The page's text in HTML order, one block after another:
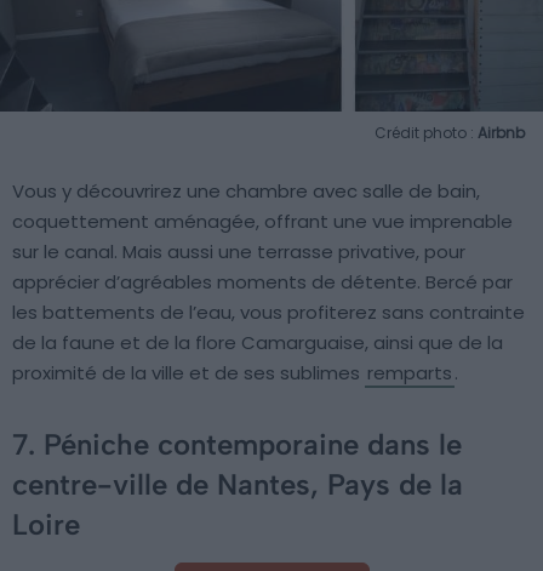
Crédit photo : Airbnb
Vous y découvrirez une chambre avec salle de bain,
coquettement aménagée, offrant une vue imprenable
sur le canal. Mais aussi une terrasse privative, pour
apprécier d’agréables moments de détente. Bercé par
les battements de l’eau, vous profiterez sans contrainte
de la faune et de la flore Camarguaise, ainsi que de la
proximité de la ville et de ses sublimes remparts.
7. Péniche contemporaine dans le
centre-ville de Nantes, Pays de la
Loire